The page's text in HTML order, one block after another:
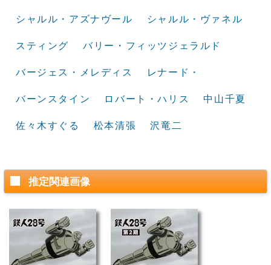
シャルル・アズナヴール シャルル・ヴァネル
スティング バリー・フィッツジェラルド
バージェス・メレディス レナード・
バーンスタイン ロバート・ハリス 中山千夏
佐々木すぐる 松本清張 沢竜二
推定関連画像